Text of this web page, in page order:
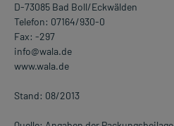
D-73085 Bad Boll/Eckwälden
Telefon: 07164/930-0
Fax: -297
info@wala.de
www.wala.de
Stand: 08/2013